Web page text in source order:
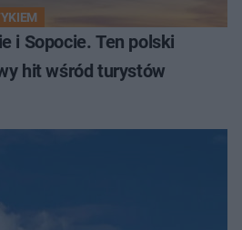
i Sopocie. Ten polski
hit wśród turystów